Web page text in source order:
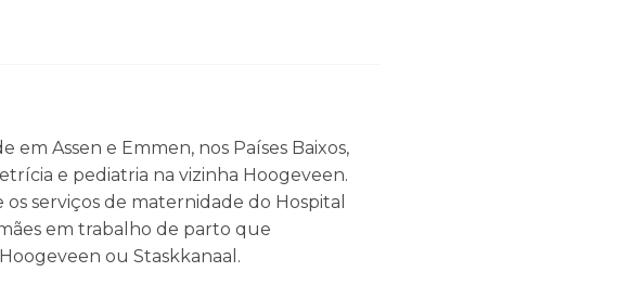
Assen e Emmen, nos Países Baixos,
e pediatria na vizinha Hoogeveen.
serviços de maternidade do Hospital
em trabalho de parto que
ou Staskkanaal.